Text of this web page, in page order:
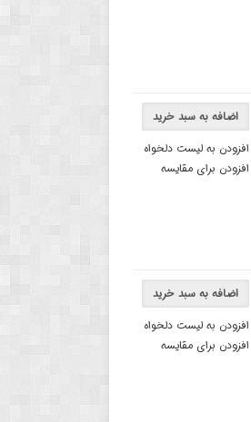
اضافه به سبد خرید
افزودن به لیست دلخواه
افزودن برای مقایسه
اضافه به سبد خرید
افزودن به لیست دلخواه
افزودن برای مقایسه